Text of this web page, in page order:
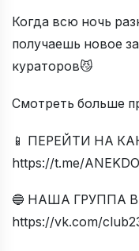
Когда всю ночь
получаешь новое
кураторов😼
Смотреть больше
📱 ПЕРЕЙТИ НА
https://t.me/
🔵 НАША ГРУППА
https://vk.com/